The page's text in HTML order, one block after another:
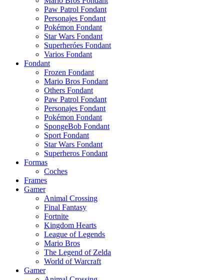
Paw Patrol Fondant
Personajes Fondant
Pokémon Fondant
Star Wars Fondant
Superheróes Fondant
Varios Fondant
Fondant
Frozen Fondant
Mario Bros Fondant
Others Fondant
Paw Patrol Fondant
Personajes Fondant
Pokémon Fondant
SpongeBob Fondant
Sport Fondant
Star Wars Fondant
Superheros Fondant
Formas
Coches
Frames
Gamer
Animal Crossing
Final Fantasy
Fortnite
Kingdom Hearts
League of Legends
Mario Bros
The Legend of Zelda
World of Warcraft
Gamer